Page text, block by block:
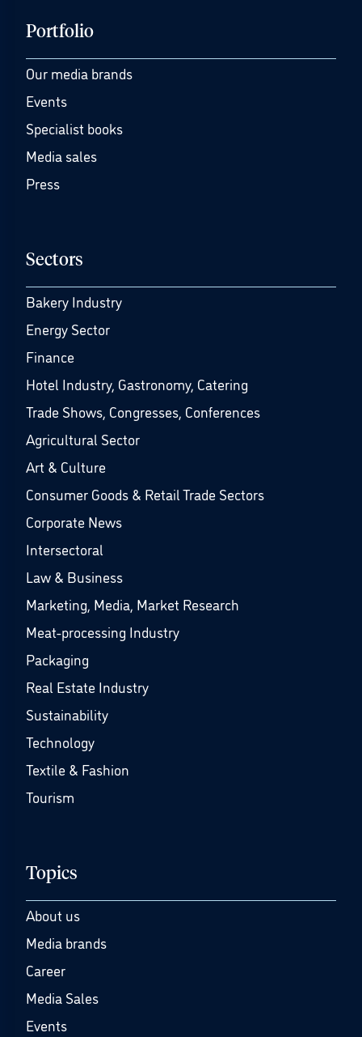
Portfolio
Our media brands
Events
Specialist books
Media sales
Press
Sectors
Bakery Industry
Energy Sector
Finance
Hotel Industry, Gastronomy, Catering
Trade Shows, Congresses, Conferences
Agricultural Sector
Art & Culture
Consumer Goods & Retail Trade Sectors
Corporate News
Intersectoral
Law & Business
Marketing, Media, Market Research
Meat-processing Industry
Packaging
Real Estate Industry
Sustainability
Technology
Textile & Fashion
Tourism
Topics
About us
Media brands
Career
Media Sales
Events